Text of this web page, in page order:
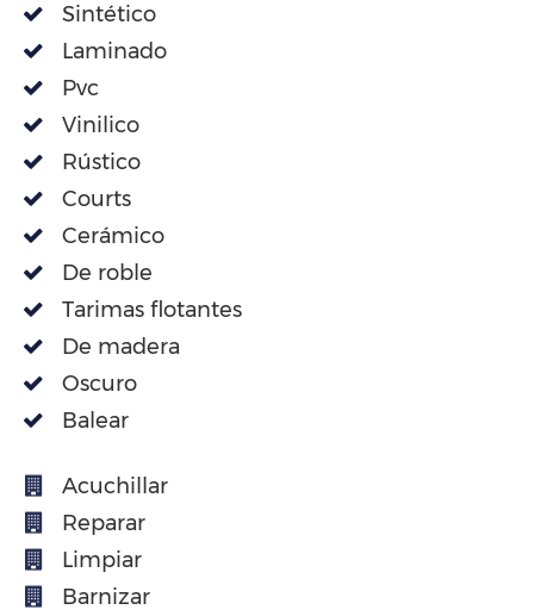
Sintético
Laminado
Pvc
Vinilico
Rústico
Courts
Cerámico
De roble
Tarimas flotantes
De madera
Oscuro
Balear
Acuchillar
Reparar
Limpiar
Barnizar